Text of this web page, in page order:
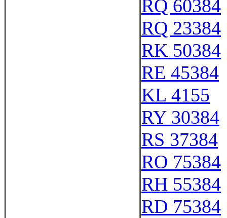
RQ 60384
RQ 23384
RK 50384
RE 45384
KL 4155
RY 30384
RS 37384
RO 75384
RH 55384
RD 75384